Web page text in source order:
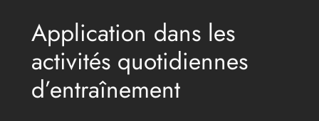
Application dans les
activités quotidiennes
d’entraînement